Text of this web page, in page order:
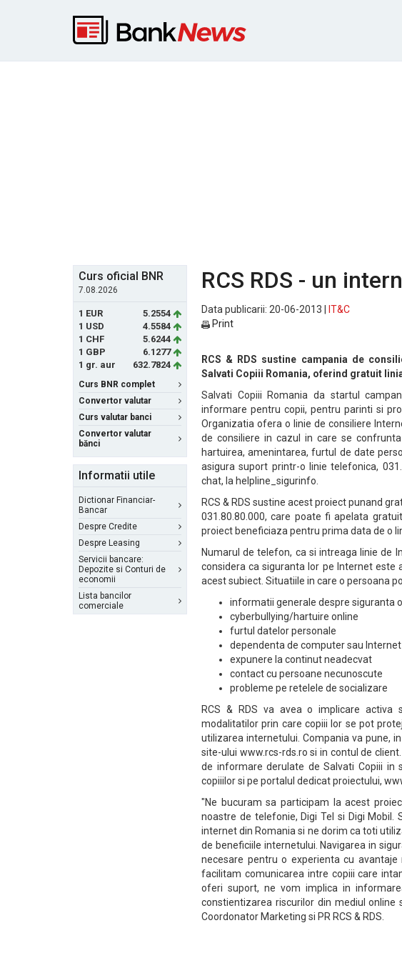
Curs oficial BNR
7.08.2026
1 EUR
5.2554
1 USD
4.5584
1 CHF
5.6244
1 GBP
6.1277
1 gr. aur
632.7824
Curs BNR complet
Convertor valutar
Curs valutar banci
Convertor valutar
bănci
Informatii utile
Dictionar Financiar-
Bancar
Despre Credite
Despre Leasing
Servicii bancare:
Depozite si Conturi de
economii
Lista bancilor
comerciale
RCS RDS - un
Data publicarii: 20-06-2013 |
IT&C
Print
RCS & RDS sustine campania de
Salvati Copiii Romania, oferind gratuit
Salvati Copiii Romania da startul
informare pentru copii, pentru parinti si
Organizatia ofera o linie de consiliere
de consiliere in cazul in care se
hartuirea, amenintarea, furtul de date
asigura suport printr-o linie telefonica,
chat, la helpline_sigurinfo.
RCS & RDS sustine acest proiect punand
031.80.80.000, care poate fi apelata
proiect beneficiaza pentru prima data de o
Numarul de telefon, ca si intreaga linie de
considera ca siguranta lor pe Internet
acest subiect. Situatiile in care o persoana
informatii generale despre siguranta
cyberbullying/hartuire online
furtul datelor personale
dependenta de computer sau Internet
expunere la continut neadecvat
contact cu persoane necunoscute
probleme pe retelele de socializare
RCS & RDS va avea o implicare
modalitatilor prin care copiii lor se pot
utilizarea internetului. Compania va pune,
site-ului www.rcs-rds.ro si in contul de
de informare derulate de Salvati Copiii in
copiiilor si pe portalul dedicat proiectului,
"Ne bucuram sa participam la acest
noastre de telefonie, Digi Tel si Digi
internet din Romania si ne dorim ca toti
de beneficiile internetului. Navigarea in
necesare pentru o experienta cu
facilitam comunicarea intre copiii care
oferi suport, ne vom implica in
constientizarea riscurilor din mediul online
Coordonator Marketing si PR RCS & RDS.